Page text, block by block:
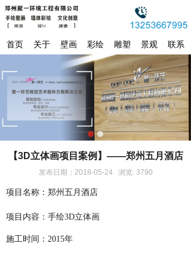
首页 关于 壁画 彩绘 雕塑 景观 联系
【3D立体画项目案例】——郑州五月酒店
发布日期：2018-05-24 浏览: 3790
项目名称：郑州五月酒店
项目内容：手绘3D立体画
施工时间：2015年